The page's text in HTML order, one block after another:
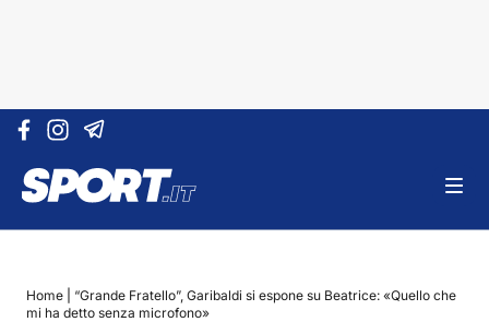
Vai al contenuto
Home
“Grande Fratello”, Garibaldi si espone su Beatrice: «Quello che
mi ha detto senza microfono»